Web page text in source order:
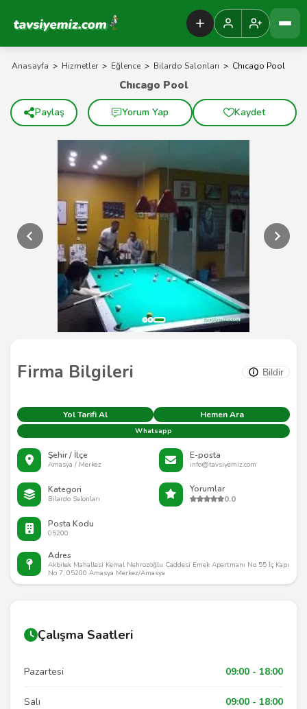
Tavsiyemiz Anasayfa
Anasayfa > Hizmetler > Eğlence > Bilardo Salonları > Chıcago Pool
Firma Bilgileri Bildir
Yol Tarifi Al Hemen Ara
Whatsapp
Şehir / İlçe
Amasya / Merkez
E-posta
info@tavsiyemiz.com
Kategori
Bilardo Salonları
Yorumlar
0.0
Posta Kodu
05200
Adres
Akbilek Mahallesi Kemal Nehrozoğlu Caddesi Emek Apartmanı No 55 İç Kapı
No 7, 05200 Amasya Merkez/Amasya
Chıcago Pool
Paylaş Yorum Yap Kaydet
Çalışma Saatleri
Pazartesi 09:00 - 18:00
Salı 09:00 - 18:00